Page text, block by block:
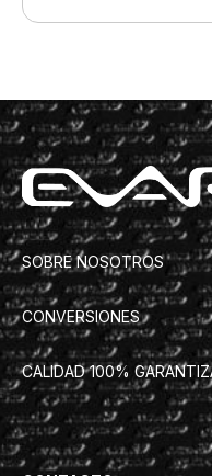
SOBRE NOSOTROS
CONVERSIONES
CALIDAD 100%